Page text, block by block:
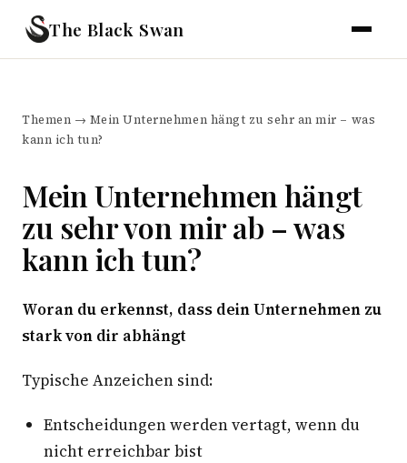
The Black Swan
Themen → Mein Unternehmen hängt zu sehr an mir – was
kann ich tun?
Mein Unternehmen hängt
zu sehr von mir ab – was
kann ich tun?
Woran du erkennst, dass dein Unternehmen zu
stark von dir abhängt
Typische Anzeichen sind:
Entscheidungen werden vertagt, wenn du
nicht erreichbar bist